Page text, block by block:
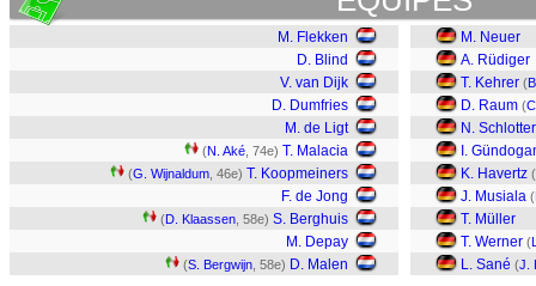
M. Flekken
D. Blind
V. van Dijk
D. Dumfries
M. de Ligt
(N. Aké , 74e) T. Malacia
(G. Wijnaldum , 46e) T. Koopmeiners
F. de Jong
(D. Klaassen , 58e) S. Berghuis
M. Depay
(S. Bergwijn , 58e) D. Malen
M. Neuer
A. Rüdiger
T. Kehrer (
D. Raum (
N.
I.
K. Havertz (
J. Musiala (
T. Müller
T. Werner (
L. Sané (J.